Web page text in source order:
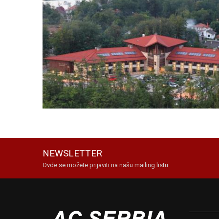
NEWSLETTER
Ovde se možete prijaviti na našu mailing listu